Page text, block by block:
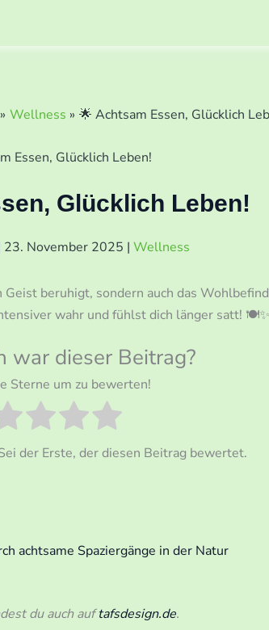
Wellness 🌟 Achtsam Essen, Glücklich
Glücklich Leben!
23. November 2025 |Wellness
beruhigt, sondern auch das
wahr und fühlst dich länger satt! 🍽️✨
war dieser Beitrag?
Sterne um zu bewerten!
der Erste, der diesen Beitrag bewertet.
achtsame Spaziergänge in der Natur
du auch auftafsdesign.de.